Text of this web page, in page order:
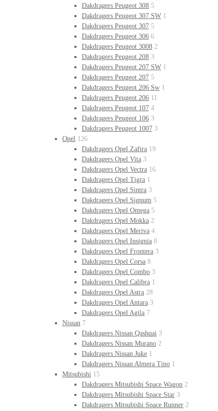
Dakdragers Peugeot 308 5
Dakdragers Peugeot 307 SW 1
Dakdragers Peugeot 307 5
Dakdragers Peugeot 306 6
Dakdragers Peugeot 3008 2
Dakdragers Peugeot 208 3
Dakdragers Peugeot 207 SW 1
Dakdragers Peugeot 207 5
Dakdragers Peugeot 206 Sw 1
Dakdragers Peugeot 206 11
Dakdragers Peugeot 107 4
Dakdragers Peugeot 106 3
Dakdragers Peugeot 1007 3
Opel 126
Dakdragers Opel Zafira 19
Dakdragers Opel Vita 3
Dakdragers Opel Vectra 16
Dakdragers Opel Tigra 1
Dakdragers Opel Sintra 3
Dakdragers Opel Signum 5
Dakdragers Opel Omega 5
Dakdragers Opel Mokka 2
Dakdragers Opel Meriva 4
Dakdragers Opel Insignia 8
Dakdragers Opel Frontera 3
Dakdragers Opel Corsa 8
Dakdragers Opel Combo 3
Dakdragers Opel Calibra 1
Dakdragers Opel Astra 28
Dakdragers Opel Antara 3
Dakdragers Opel Agila 7
Nissan 7
Dakdragers Nissan Qashqai 3
Dakdragers Nissan Murano 2
Dakdragers Nissan Juke 1
Dakdragers Nissan Almera Tino 1
Mitsubishi 15
Dakdragers Mitsubishi Space Wagon 2
Dakdragers Mitsubishi Space Star 3
Dakdragers Mitsubishi Space Runner 2